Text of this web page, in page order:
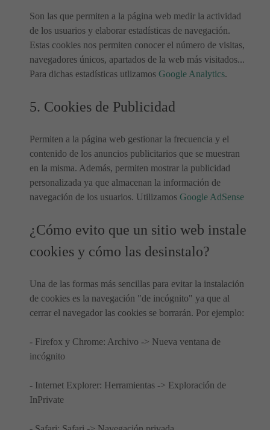
Son las que permiten a la página web medir la actividad
de los usuarios y elaborar estadísticas de navegación.
Estas cookies nos permiten conocer el número de visitas,
navegadores únicos, apartados de la web más visitados...
Para dichas estadísticas utlizamos Google Analytics.
5. Cookies de Publicidad
Permiten a la página web gestionar la frecuencia y el
contenido de los anuncios publicitarios que se muestran
en la misma. Además, permiten mostrar la publicidad
personalizada ya que almacenan la información de
navegación de los usuarios. Utilizamos Google AdSense
¿Cómo evito que un sitio web instale
cookies y cómo las desinstalo?
Una de las formas más sencillas para evitar la instalación
de cookies es la navegación "de incógnito" ya que al
cerrar el navegador las cookies se borrarán. Por ejemplo:
- Firefox y Chrome: Archivo -> Nueva ventana de
incógnito
- Internet Explorer: Herramientas -> Exploración de
InPrivate